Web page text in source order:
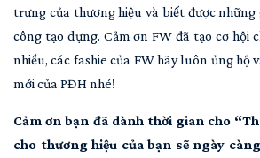
trưng của thương hiệu và biết được
công tạo dựng. Cảm ơn FW đã tạo cơ hội
nhiều, các fashie của FW hãy luôn ủng hộ
mới của PĐH nhé!
Cảm ơn bạn đã dành thời gian cho
cho thương hiệu của bạn sẽ ngày